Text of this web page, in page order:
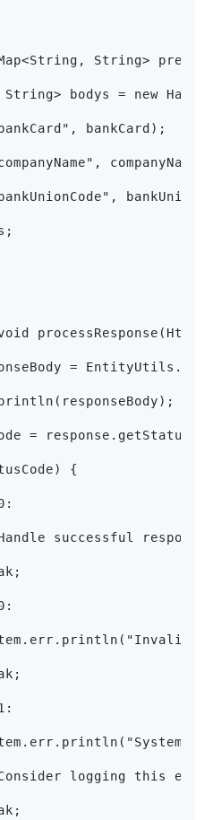
String>
bodys = new
bankCard);
=
=
{
successful
logging this